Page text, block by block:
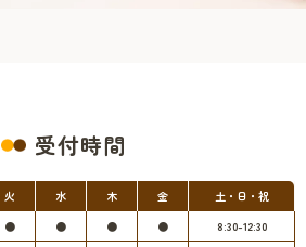
受付時間
火 水 木 金
土・日・祝
● ● ● ●
8:30-12:30